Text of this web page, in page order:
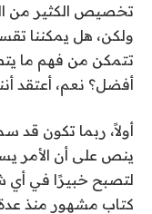
تخصيص الكثير من
ولكن، هل يمكننا
تتمكن من فهم ما
أفضل؟ نعم، أعتقد
لتصبح خبيرًا في أي
كتاب مشهور منذ